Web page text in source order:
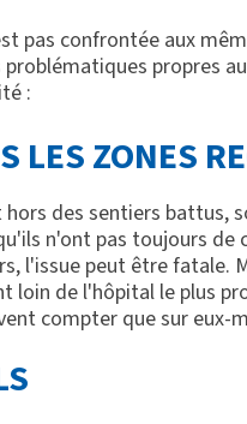
pas confrontée aux
propres
:
LES ZONES
des sentiers battus,
n'ont pas toujours
l'issue peut être fatale.
loin de l'hôpital le plus
compter que sur eux-